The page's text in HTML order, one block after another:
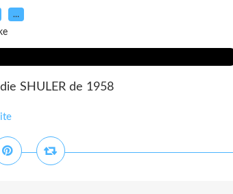
…
SHULER de 1958